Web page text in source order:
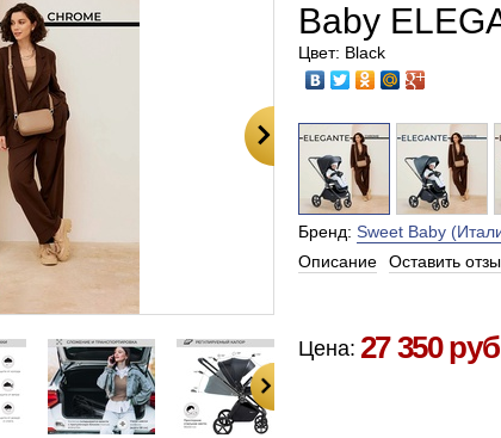
Baby
Цвет: Black
Бренд: Sweet Baby
Описание
Оставить
Цена: 27 350